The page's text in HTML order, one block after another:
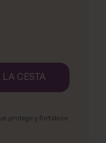
CESTA
protege y fortalece